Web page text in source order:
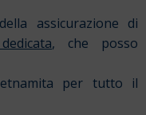
assicurazione di
, che posso
per tutto il